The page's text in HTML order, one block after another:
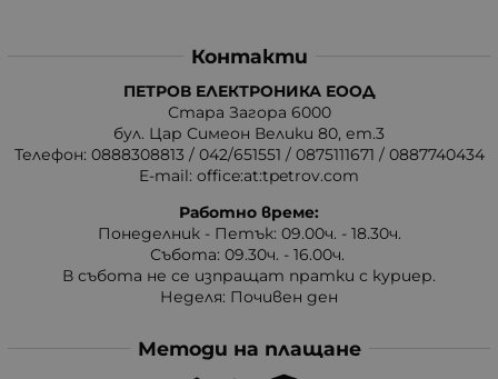
Контакти
ПЕТРОВ ЕЛЕКТРОНИКА ЕООД
Стара Загора 6000
бул. Цар Симеон Велики 80, ет.3
Телефон: 0888308813 / 042/651551 / 0875111671 / 0887740434
E-mail: office:at:tpetrov.com
Работно време:
Понеделник - Петък: 09.00ч. - 18.30ч.
Събота: 09.30ч. - 16.00ч.
В събота не се изпращат пратки с куриер.
Неделя: Почивен ден
Методи на плащане